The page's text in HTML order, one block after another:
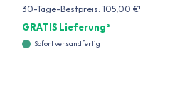
30-Tage-Bestpreis: 105,00 €¹
GRATIS Lieferung²
Sofort versandfertig